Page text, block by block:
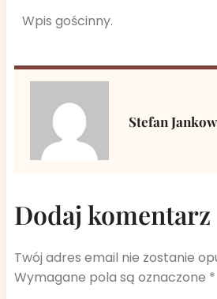
Wpis gościnny.
Stefan
Dodaj komentarz
Twój adres email nie zostanie
Wymagane pola są oznaczone *